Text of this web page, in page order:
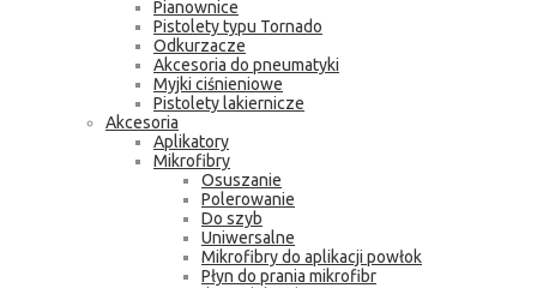
Pianownice
Pistolety typu Tornado
Odkurzacze
Akcesoria do pneumatyki
Myjki ciśnieniowe
Pistolety lakiernicze
Akcesoria
Aplikatory
Mikrofibry
Osuszanie
Polerowanie
Do szyb
Uniwersalne
Mikrofibry do aplikacji powłok
Płyn do prania mikrofibr